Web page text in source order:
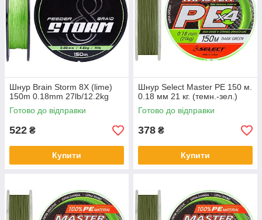
Шнур Brain Storm 8X (lime)
150m 0.18mm 27lb/12.2kg
Готово до відправки
522 ₴
Купити
Шнур Select Master PE 150 м.
0.18 мм 21 кг. (темн.-зел.)
Готово до відправки
378 ₴
Купити